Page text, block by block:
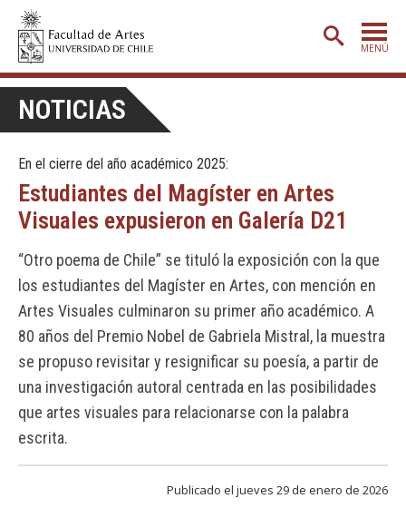
MENÚ
ADMISIÓN
ETAPA BÁSICA
CARRERAS
CREACIÓNE INVESTIGACIÓN
BIBLIOTECA
DEPARTAMENTOS
FACULTAD
Egresadas/os
NOTICIAS
En el cierre del año académico 2025:
Estudiantes del Magíster en Artes
Visuales expusieron en Galería D21
“Otro poema de Chile” se tituló la exposición con la que
los estudiantes del Magíster en Artes, con mención en
Artes Visuales culminaron su primer año académico. A
80 años del Premio Nobel de Gabriela Mistral, la muestra
se propuso revisitar y resignificar su poesía, a partir de
una investigación autoral centrada en las posibilidades
que artes visuales para relacionarse con la palabra
escrita.
Publicado el jueves 29 de enero de 2026